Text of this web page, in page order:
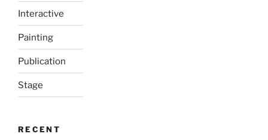
Interactive
Painting
Publication
Stage
RECENT